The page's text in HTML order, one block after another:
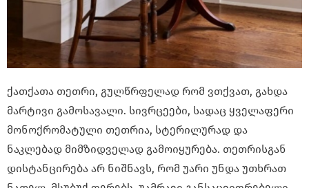
ქათქათა თეთრი, გულწრფელად რომ ვთქვათ, გახდა
მარტივი გამოსავალი. სივრცეები, სადაც ყველაფერი
მონოქრომატული თეთრია, სტერილურად და
ნაკლებად მიმზიდველად გამოიყურება. თეთრისგან
დისტანცირება არ ნიშნავს, რომ უარი უნდა უთხრათ